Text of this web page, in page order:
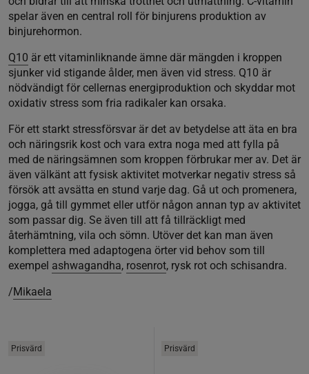
spelar även en central roll för binjurens produktion av
binjurehormon.
Q10 är ett vitaminliknande ämne där mängden i kroppen
sjunker vid stigande ålder, men även vid stress. Q10 är
nödvändigt för cellernas energiproduktion och skyddar mot
oxidativ stress som fria radikaler kan orsaka.
För ett starkt stressförsvar är det av betydelse att äta en bra
och näringsrik kost och vara extra noga med att fylla på
med de näringsämnen som kroppen förbrukar mer av. Det är
även välkänt att fysisk aktivitet motverkar negativ stress så
försök att avsätta en stund varje dag. Gå ut och promenera,
jogga, gå till gymmet eller utför någon annan typ av aktivitet
som passar dig. Se även till att få tillräckligt med
återhämtning, vila och sömn. Utöver det kan man även
komplettera med adaptogena örter vid behov som till
exempel ashwagandha, rosenrot, rysk rot och schisandra.
/Mikaela
Prisvärd Prisvärd